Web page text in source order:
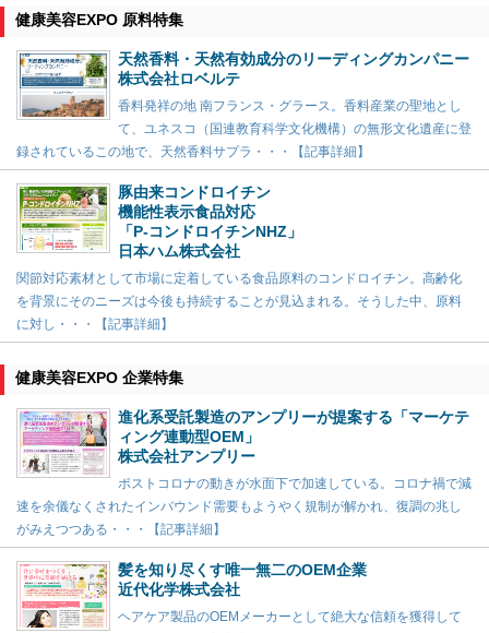
健康美容EXPO 原料特集
天然香料・天然有効成分のリーディングカンパニー
株式会社ロベルテ
香料発祥の地 南フランス・グラース。香料産業の聖地とし
て、ユネスコ（国連教育科学文化機構）の無形文化遺産に登
録されているこの地で、天然香料サプラ・・・【記事詳細】
豚由来コンドロイチン
機能性表示食品対応
「P-コンドロイチンNHZ」
日本ハム株式会社
関節対応素材として市場に定着している食品原料のコンドロイチン。高齢化
を背景にそのニーズは今後も持続することが見込まれる。そうした中、原料
に対し・・・【記事詳細】
健康美容EXPO 企業特集
進化系受託製造のアンプリーが提案する「マーケテ
ィング連動型OEM」
株式会社アンプリー
ポストコロナの動きが水面下で加速している。コロナ禍で減
速を余儀なくされたインバウンド需要もようやく規制が解かれ、復調の兆し
がみえつつある・・・【記事詳細】
髪を知り尽くす唯一無二のOEM企業
近代化学株式会社
ヘアケア製品のOEMメーカーとして絶大な信頼を獲得して